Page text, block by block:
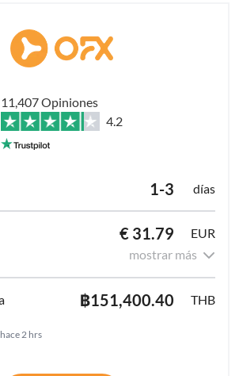
11,407 Opiniones
4.2
1-3 días
€ 31.79
EUR
mostrar más
฿151,400.40 THB
hace 2 hrs